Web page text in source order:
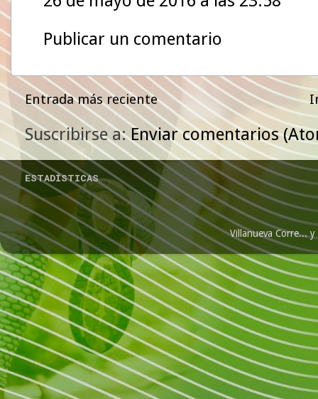
Publicar un comentario
Entrada más reciente
Suscribirse a:Enviar comentarios
ESTADÍSTICAS
Villanueva Corre...